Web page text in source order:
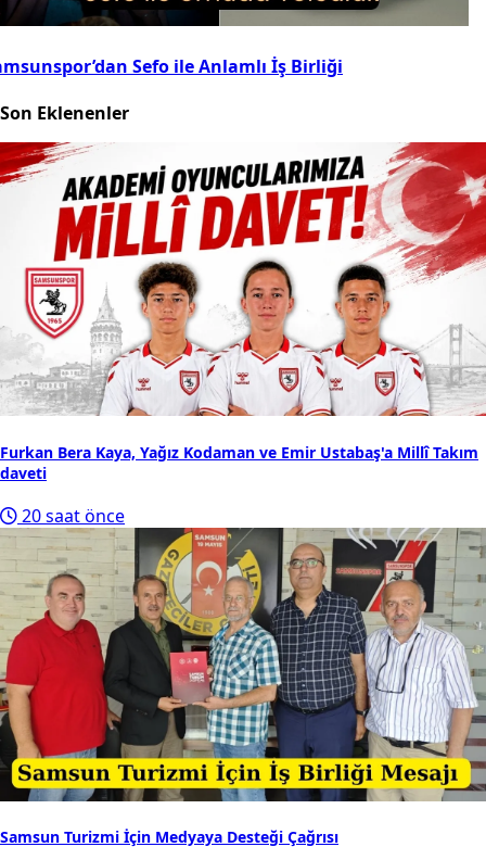
Sefo ile Anlamlı İş Birliği
Son Eklenenler
Furkan Bera Kaya, Yağız Kodaman ve Emir Ustabaş'a Millî Takım
daveti
20 saat önce
Samsun Turizmi İçin Medyaya Desteği Çağrısı